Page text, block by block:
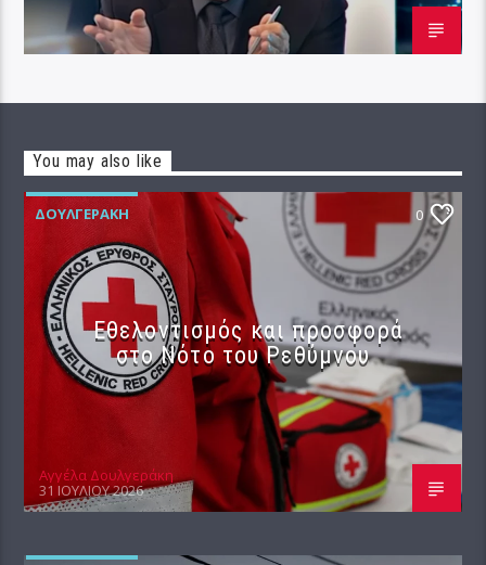
You may also like
ΔΟΥΛΓΕΡΆΚΗ 0
Εθελοντισμός και προσφορά
στο Νότο του Ρεθύμνου
Αγγέλα Δουλγεράκη
31 ΙΟΥΛΊΟΥ 2026